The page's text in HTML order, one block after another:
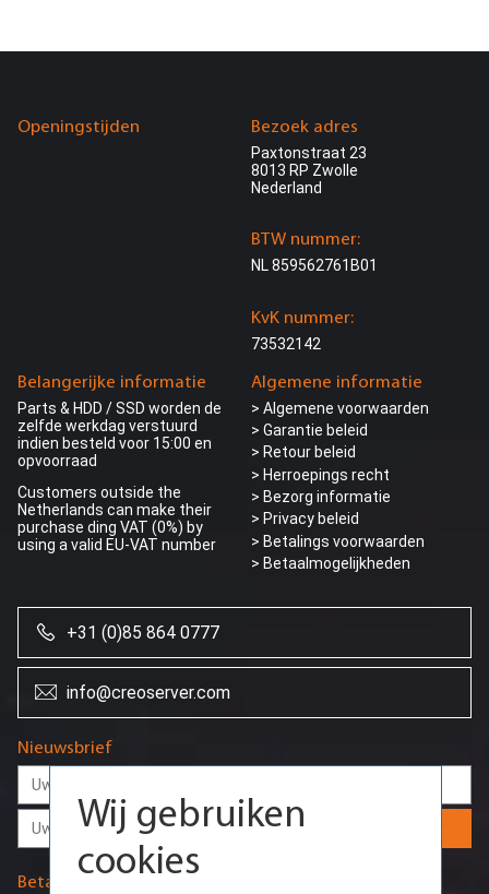
Openingstijden
Belangerijke informatie
Parts & HDD / SSD worden de
zelfde werkdag verstuurd
indien besteld voor 15:00 en
opvoorraad
Customers outside the
Netherlands can make their
purchase ding VAT (0%) by
using a valid EU-VAT number
Algemene informatie
> Algemene voorwaarden
> Garantie beleid
> Retour beleid
> Herroepings recht
> Bezorg informatie
> Privacy beleid
> Betalings voorwaarden
> Betaalmogelijkheden
Bezoek adres
Paxtonstraat 23
8013 RP Zwolle
Nederland
BTW nummer:
NL 859562761B01
KvK nummer:
73532142
+31 (0)85 864 0777
info@creoserver.com
Nieuwsbrief
Betaalmethodes
Wij gebruiken
cookies
gaat u akkoord met het gebruik van cookies
die nodig zijn voor de werking van de
basisfuncties van de website en om
gebruikersvoorkeuren op te slaan.